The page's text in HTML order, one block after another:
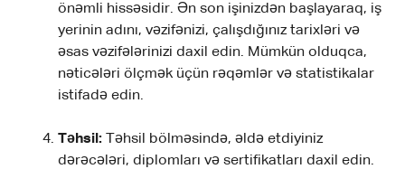
önəmli hissəsidir. Ən son işinizdən başlayaraq, iş
yerinin adını, vəzifənizi, çalışdığınız tarixləri və
əsas vəzifələrinizi daxil edin. Mümkün olduqca,
nəticələri ölçmək üçün rəqəmlər və statistikalar
istifadə edin.
Təhsil: Təhsil bölməsində, əldə etdiyiniz
dərəcələri, diplomları və sertifikatları daxil edin.